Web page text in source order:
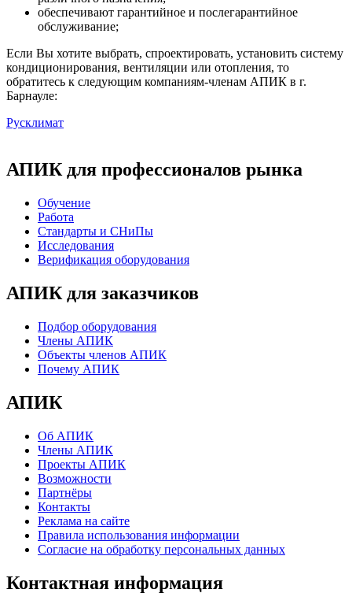
обеспечивают гарантийное и послегарантийное
обслуживание;
Если Вы хотите выбрать, спроектировать, установить систему
кондиционирования, вентиляции или отопления, то
обратитесь к следующим компаниям-членам АПИК в г.
Барнауле:
Русклимат
АПИК для профессионалов рынка
Обучение
Работа
Стандарты и СНиПы
Исследования
Верификация оборудования
АПИК для заказчиков
Подбор оборудования
Члены АПИК
Объекты членов АПИК
Почему АПИК
АПИК
Об АПИК
Члены АПИК
Проекты АПИК
Возможности
Партнёры
Контакты
Реклама на сайте
Правила использования информации
Согласие на обработку персональных данных
Контактная информация